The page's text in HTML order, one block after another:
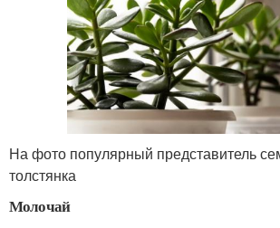
На фото популярный представитель
толстянка
Молочай